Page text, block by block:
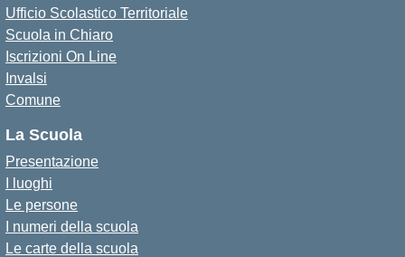
Ufficio Scolastico Territoriale
Scuola in Chiaro
Iscrizioni On Line
Invalsi
Comune
La Scuola
Presentazione
I luoghi
Le persone
I numeri della scuola
Le carte della scuola